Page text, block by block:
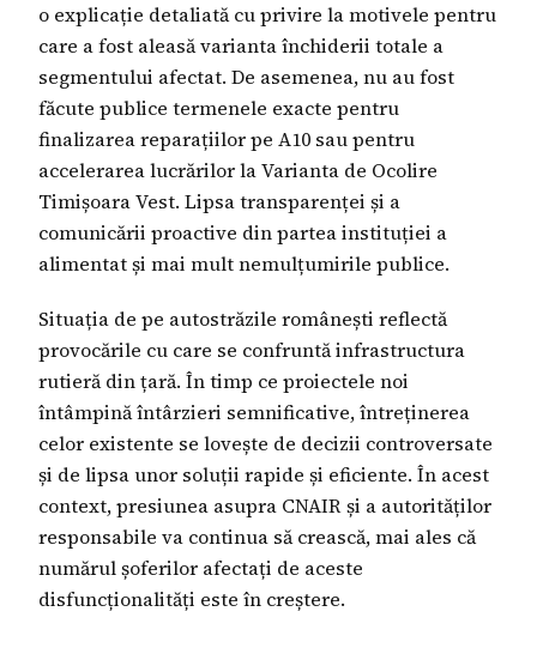
o explicație detaliată cu privire la motivele pentru
care a fost aleasă varianta închiderii totale a
segmentului afectat. De asemenea, nu au fost
făcute publice termenele exacte pentru
finalizarea reparațiilor pe A10 sau pentru
accelerarea lucrărilor la Varianta de Ocolire
Timișoara Vest. Lipsa transparenței și a
comunicării proactive din partea instituției a
alimentat și mai mult nemulțumirile publice.
Situația de pe autostrăzile românești reflectă
provocările cu care se confruntă infrastructura
rutieră din țară. În timp ce proiectele noi
întâmpină întârzieri semnificative, întreținerea
celor existente se lovește de decizii controversate
și de lipsa unor soluții rapide și eficiente. În acest
context, presiunea asupra CNAIR și a autorităților
responsabile va continua să crească, mai ales că
numărul șoferilor afectați de aceste
disfuncționalități este în creștere.